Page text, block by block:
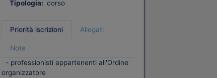
Tipologia: corso
Priorità iscrizioni Allegati
Note
- professionisti appartenenti all'Ordine
organizzatore